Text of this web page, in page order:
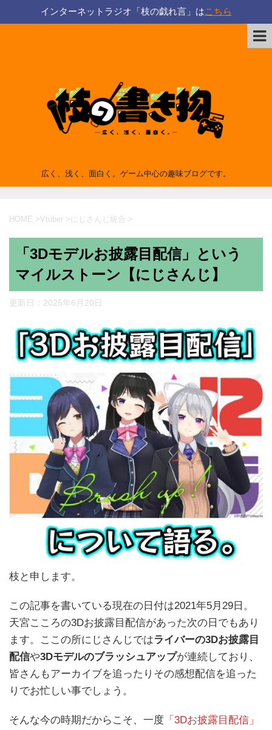
インターネットラジオ「枝の戯れ言」はこちら
広く、浅く、面白く。ゲーム中心の趣味ブログです。
HOME >Vtuber >にじさんじ統合 >
「3Dモデルお披露目配信」という
マイルストーン【にじさんじ】
更新日： 2025年6月20日
枝と申します。
この記事を書いている現在の日付は2021年5月29日。
天宮こころの3Dお披露目配信があった次の日でもあり
ます。ここの所にじさんじではライバーの3Dお披露目
配信や3Dモデルのブラッシュアップが連続しており、
皆さんもアーカイブを追ったりその感想配信を追った
りでお忙しい事でしょう。
そんな今の時期だからこそ、一度 「3Dお披露目配信」